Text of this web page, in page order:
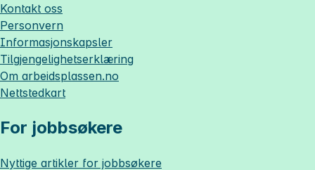
Kontakt oss
Personvern
Informasjonskapsler
Tilgjengelighetserklæring
Om arbeidsplassen.no
Nettstedkart
For jobbsøkere
Nyttige artikler for jobbsøkere